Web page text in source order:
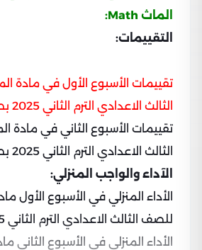
الماث Math:
التقييمات:
الثالث الاعدادي الترم الثاني 2025 بصيغة PDF
الثالث الاعدادي الترم الثاني 2025 بصيغة PDF
الآداء والواجب المنزلي:
للصف الثالث الاعدادي الترم الثاني 2025 بصيغة PDF